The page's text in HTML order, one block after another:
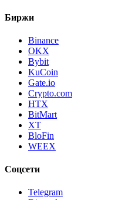
Биржи
Binance
OKX
Bybit
KuCoin
Gate.io
Crypto.com
HTX
BitMart
XT
BloFin
WEEX
Соцсети
Telegram